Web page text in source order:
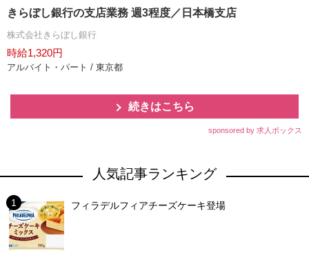
きらぼし銀行の支店業務 週3程度／日本橋支店
株式会社きらぼし銀行
時給1,320円
アルバイト・パート / 東京都
続きはこちら
sponsored by 求人ボックス
人気記事ランキング
フィラデルフィアチーズケーキ登場